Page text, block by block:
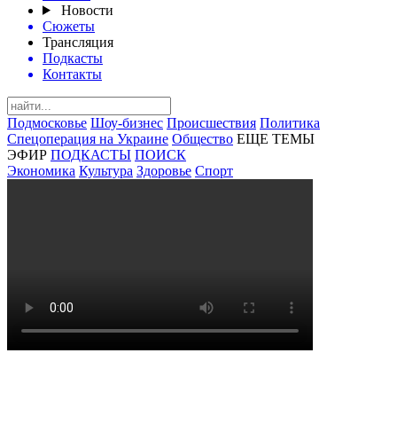
Новости
Сюжеты
Трансляция
Подкасты
Контакты
Подмосковье Шоу-бизнес Происшествия Политика
Спецоперация на Украине Общество ЕЩЕ ТЕМЫ
ЭФИР ПОДКАСТЫ ПОИСК
Экономика Культура Здоровье Спорт